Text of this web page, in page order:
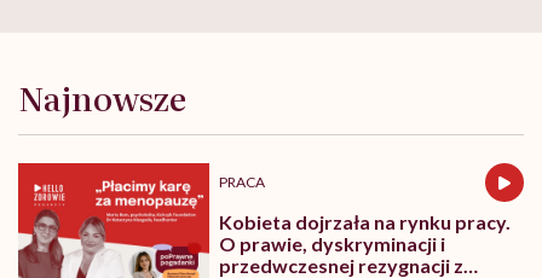
wyobraźni"
Najnowsze
PRACA
Kobieta dojrzała na rynku pracy.
O prawie, dyskryminacji i
przedwczesnej rezygnacji z